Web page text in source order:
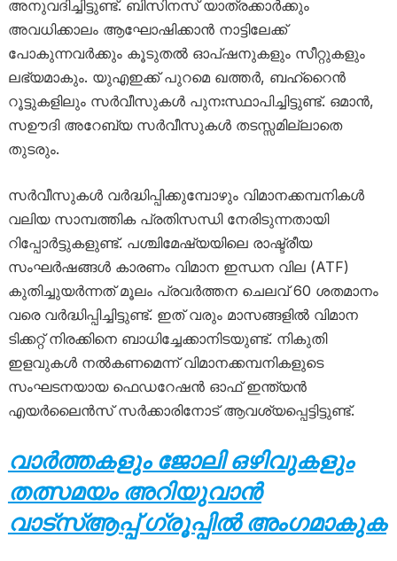
അനുവദിച്ചിട്ടുണ്ട്. ബിസിനസ് യാത്രക്കാർക്കും
അവധിക്കാലം ആഘോഷിക്കാൻ നാട്ടിലേക്ക്
പോകുന്നവർക്കും കൂടുതൽ ഓപ്ഷനുകളും സീറ്റുകളും
ലഭ്യമാകും. യുഎഇക്ക് പുറമെ ഖത്തർ, ബഹ്‌റൈൻ
റൂട്ടുകളിലും സർവീസുകൾ പുനഃസ്ഥാപിച്ചിട്ടുണ്ട്. ഒമാൻ,
സഊദി അറേബ്യ സർവീസുകൾ തടസ്സമില്ലാതെ
തുടരും.
സർവീസുകൾ വർദ്ധിപ്പിക്കുമ്പോഴും വിമാനക്കമ്പനികൾ
വലിയ സാമ്പത്തിക പ്രതിസന്ധി നേരിടുന്നതായി
റിപ്പോർട്ടുകളുണ്ട്. പശ്ചിമേഷ്യയിലെ രാഷ്ട്രീയ
സംഘർഷങ്ങൾ കാരണം വിമാന ഇന്ധന വില (ATF)
കുതിച്ചുയർന്നത് മൂലം പ്രവർത്തന ചെലവ് 60 ശതമാനം
വരെ വർദ്ധിപ്പിച്ചിട്ടുണ്ട്. ഇത് വരും മാസങ്ങളിൽ വിമാന
ടിക്കറ്റ് നിരക്കിനെ ബാധിച്ചേക്കാനിടയുണ്ട്. നികുതി
ഇളവുകൾ നൽകണമെന്ന് വിമാനക്കമ്പനികളുടെ
സംഘടനയായ ഫെഡറേഷൻ ഓഫ് ഇന്ത്യൻ
എയർലൈൻസ് സർക്കാരിനോട് ആവശ്യപ്പെട്ടിട്ടുണ്ട്.
വാർത്തകളും ജോലി ഒഴിവുകളും
തത്സമയം അറിയുവാൻ
വാട്സ്ആപ്പ് ഗ്രൂപ്പിൽ അംഗമാകുക